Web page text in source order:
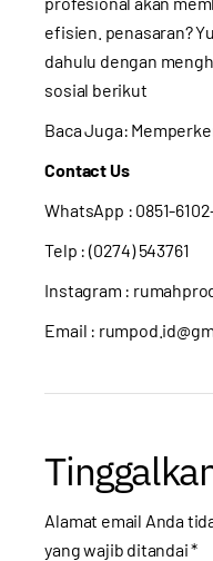
efisien. penasaran?
dahulu dengan
sosial berikut
Baca Juga:
Contact Us
WhatsApp : 0851-
Telp : (0274) 543761
Instagram :
Email :
Alamat email Anda
yang wajib ditandai*